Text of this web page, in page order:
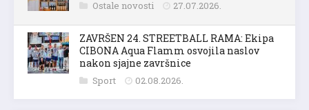
Ostale novosti 27.07.2026.
ZAVRŠEN 24. STREETBALL RAMA: Ekipa
CIBONA Aqua Flamm osvojila naslov
nakon sjajne završnice
Sport 02.08.2026.